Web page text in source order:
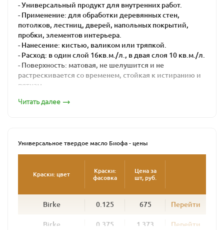
- Универсальный продукт для внутренних работ.
- Применение: для обработки деревянных стен,
потолков, лестниц, дверей, напольных покрытий,
пробки, элементов интерьера.
- Нанесение: кистью, валиком или тряпкой.
- Расход: в один слой 16кв.м./л., в двая слоя 10 кв.м./л.
- Поверхность: матовая, не шелушится и не
растрескивается со временем, стойкая к истиранию и
пятнам.
- Время высыхания: 16-24 часов
натуральных компонентов для защиты дерева.
Универсальное твердое масло BIOFA можно
применять и как грунт, и как основное покрытие.
Идеально подходит для впитывающих поверхностей,
Масло используется для всех видов работ внутри
мебели и стен.
Читать далее
Универсальное твердое масло Биофа - цены
Краски: цвет
Краски:
фасовка
Цена за
шт, руб.
Birke 0.125 675 Перейти
Birke 0.375 1 373 Перейти